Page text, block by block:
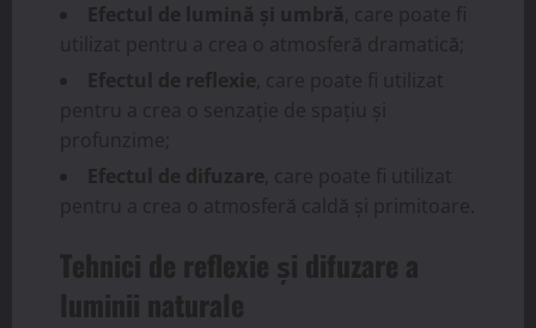
Efectul de lumină și umbră, care poate fi
utilizat pentru a crea o atmosferă dramatică;
Efectul de reflexie, care poate fi utilizat
pentru a crea o senzație de spațiu și
profunzime;
Efectul de difuzare, care poate fi utilizat
pentru a crea o atmosferă caldă și primitoare.
Tehnici de reflexie și difuzare a
luminii naturale